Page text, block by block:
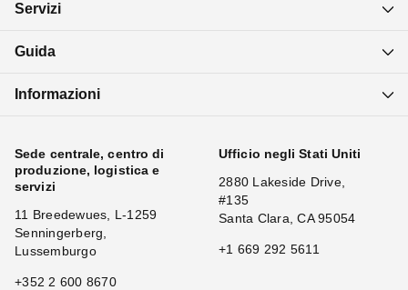
Servizi
Guida
Informazioni
Sede centrale, centro di
produzione, logistica e
servizi
11 Breedewues, L-1259
Senningerberg,
Lussemburgo
+352 2 600 8670
Ufficio negli Stati Uniti
2880 Lakeside Drive,
#135
Santa Clara, CA 95054
+1 669 292 5611